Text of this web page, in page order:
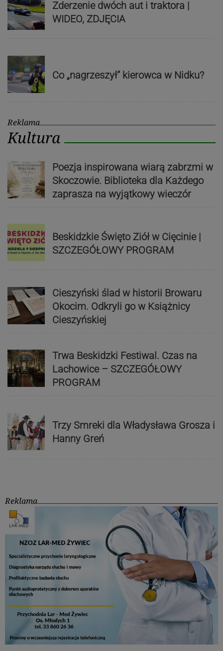
Zderzenie dwóch aut i traktora |
WIDEO, ZDJĘCIA
Co „nagrzeszył” kierowca w Nidku?
Reklama
Kultura
Poezja inspirowana wiarą zabrzmi w
Skoczowie. Biblioteka dla Każdego
zaprasza na wyjątkowy wieczór
Beskidzkie Święto Ziół w Cięcinie |
SZCZEGÓŁOWY PROGRAM
Cieszyński ślad w historii Browaru
Okocim. Odkryli go w Książnicy
Cieszyńskiej
Trwa Beskidzki Festiwal. Czas na
Lachowice – SZCZEGÓŁOWY
PROGRAM
Trzy Smreki dla Władysława Grosza i
Hanny Greń
Reklama